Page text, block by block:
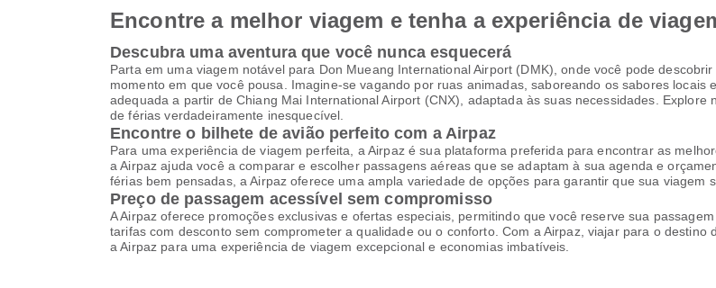
Encontre a melhor viagem e tenha a experiência de
Descubra uma aventura que você nunca esquecerá
Parta em uma viagem notável para Don Mueang International Airport (DMK), onde você pode
momento em que você pousa. Imagine-se vagando por ruas animadas, saboreando os sabores
adequada a partir de Chiang Mai International Airport (CNX), adaptada às suas necessidades.
de férias verdadeiramente inesquecível.
Encontre o bilhete de avião perfeito com a Airpaz
Para uma experiência de viagem perfeita, a Airpaz é sua plataforma preferida para encontrar as
a Airpaz ajuda você a comparar e escolher passagens aéreas que se adaptam à sua agenda e
férias bem pensadas, a Airpaz oferece uma ampla variedade de opções para garantir que sua viagem
Preço de passagem acessível sem compromisso
A Airpaz oferece promoções exclusivas e ofertas especiais, permitindo que você reserve sua
tarifas com desconto sem comprometer a qualidade ou o conforto. Com a Airpaz, viajar para o
a Airpaz para uma experiência de viagem excepcional e economias imbatíveis.